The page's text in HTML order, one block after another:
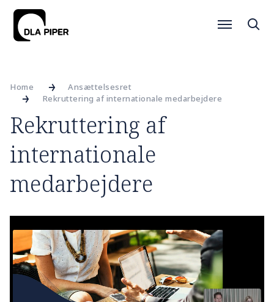
Home
Ansættelsesret
Rekruttering af internationale medarbejdere
Rekruttering af
internationale
medarbejdere